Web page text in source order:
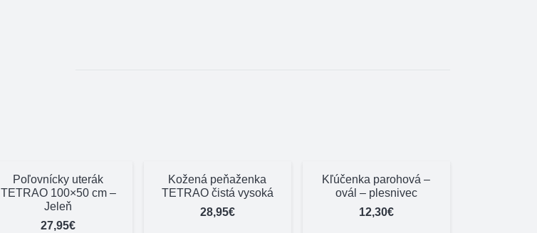
Poľovnícky uterák
TETRAO 100×50 cm –
Jeleň
27,95€
Kožená peňaženka
TETRAO čistá vysoká
28,95€
Kľúčenka parohová –
ovál – plesnivec
12,30€